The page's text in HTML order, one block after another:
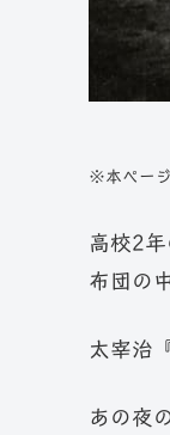
※本ペー
高校2年
布団の
太宰治
あの夜